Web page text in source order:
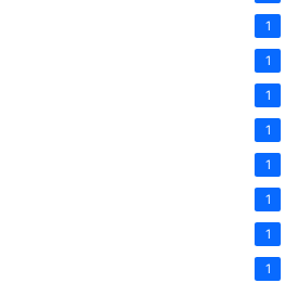
1
1
1
1
1
1
1
1